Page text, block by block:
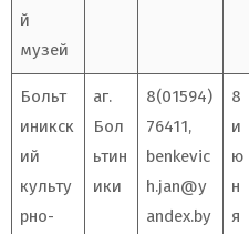
й
музей
Больт
иникск
ий
культу
рно-
аг.
Бол
ьтин
ики
8(01594)
76411,
benkevic
h.jan@y
andex.by
8
и
ю
н
я